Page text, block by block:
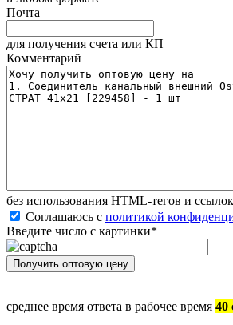
Почта
для получения счета или КП
Комментарий
без иcпользования HTML-тегов и
Соглашаюсь с политикой
Введите число с картинки*
среднее время ответа в рабочее время 40